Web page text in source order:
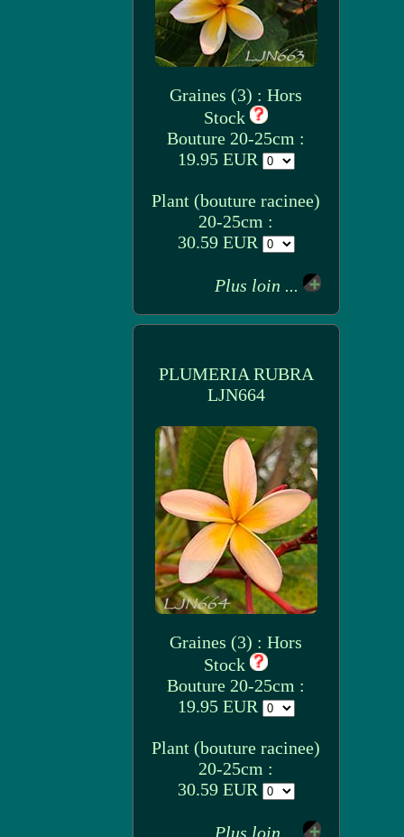
Graines (3) : Hors
Stock
Bouture 20-25cm :
19.95 EUR
Plant (bouture racinee)
20-25cm :
30.59 EUR
Plus loin ...
PLUMERIA RUBRA
LJN664
Graines (3) : Hors
Stock
Bouture 20-25cm :
19.95 EUR
Plant (bouture racinee)
20-25cm :
30.59 EUR
Plus loin ...